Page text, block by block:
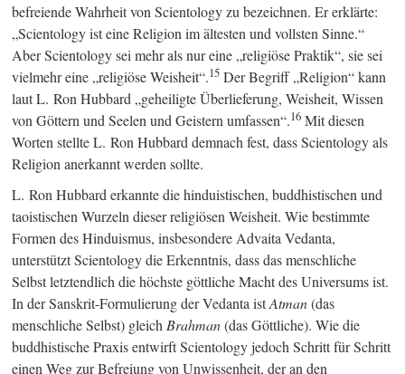
befreiende Wahrheit von Scientology zu bezeichnen. Er erklärte:
„Scientology ist eine Religion im ältesten und vollsten Sinne.“
Aber Scientology sei mehr als nur eine „religiöse Praktik“, sie sei
vielmehr eine „religiöse Weisheit“.15 Der Begriff „Religion“ kann
laut L. Ron Hubbard „geheiligte Überlieferung, Weisheit, Wissen
von Göttern und Seelen und Geistern umfassen“.16 Mit diesen
Worten stellte L. Ron Hubbard demnach fest, dass Scientology als
Religion anerkannt werden sollte.
L. Ron Hubbard erkannte die hinduistischen, buddhistischen und
taoistischen Wurzeln dieser religiösen Weisheit. Wie bestimmte
Formen des Hinduismus, insbesondere Advaita Vedanta,
unterstützt Scientology die Erkenntnis, dass das menschliche
Selbst letztendlich die höchste göttliche Macht des Universums ist.
In der Sanskrit-Formulierung der Vedanta istAtman(das
menschliche Selbst) gleich Brahman(das Göttliche). Wie die
buddhistische Praxis entwirft Scientology jedoch Schritt für Schritt
einen Weg zur Befreiung von Unwissenheit, der an den